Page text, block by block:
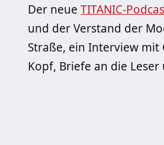
Der neue TITANIC-
und der Verstand der
Straße, ein Interview mit
Kopf, Briefe an die